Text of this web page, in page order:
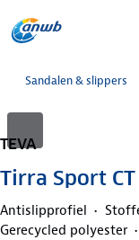
Sandalen & slippers
TEVA
Tirra Sport
Antislipprofiel
Gerecycled polyester